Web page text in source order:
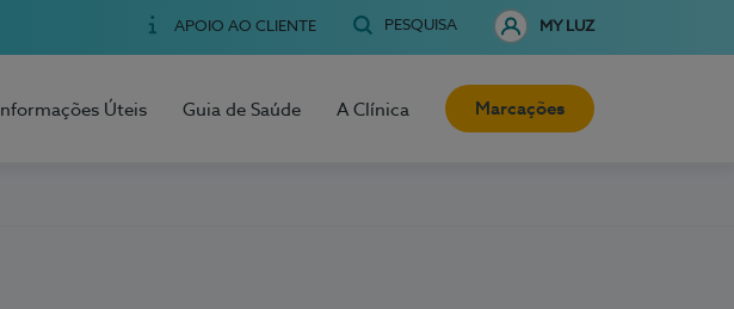
APOIO AO CLIENTE PESQUISA MY LUZ
Informações Úteis Guia de Saúde A Clínica Marcações